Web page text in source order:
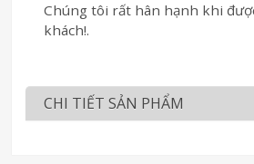
Chúng tôi rất hân hạnh khi
khách!.
CHI TIẾT SẢN PHẨM